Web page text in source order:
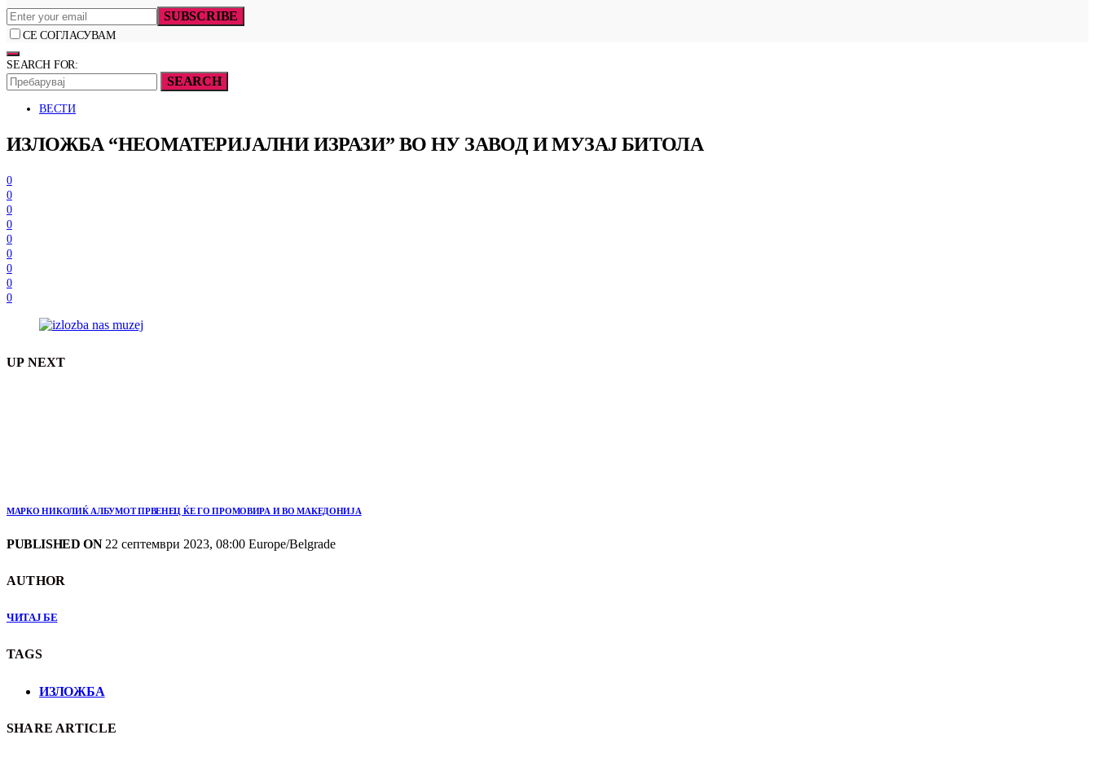
SUBSCRIBE
СЕ СОГЛАСУВАМ
SEARCH FOR:
SEARCH
ВЕСТИ
ИЗЛОЖБА “НЕОМАТЕРИЈАЛНИ ИЗРАЗИ” ВО НУ ЗАВОД И МУЗАЈ БИТОЛА
0
0
0
0
0
0
0
0
0
UP NEXT
МАРКО НИКОЛИЌ АЛБУМОТ ПРВЕНЕЦ ЌЕ ГО ПРОМОВИРА И ВО МАКЕДОНИЈА
PUBLISHED ON22 септември 2023, 08:00 Europe/Belgrade
AUTHOR
ЧИТАЈ БЕ
TAGS
ИЗЛОЖБА
SHARE ARTICLE